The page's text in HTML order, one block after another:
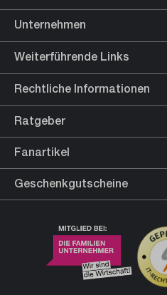
Unternehmen
Weiterführende Links
Rechtliche Informationen
Ratgeber
Fanartikel
Geschenkgutscheine